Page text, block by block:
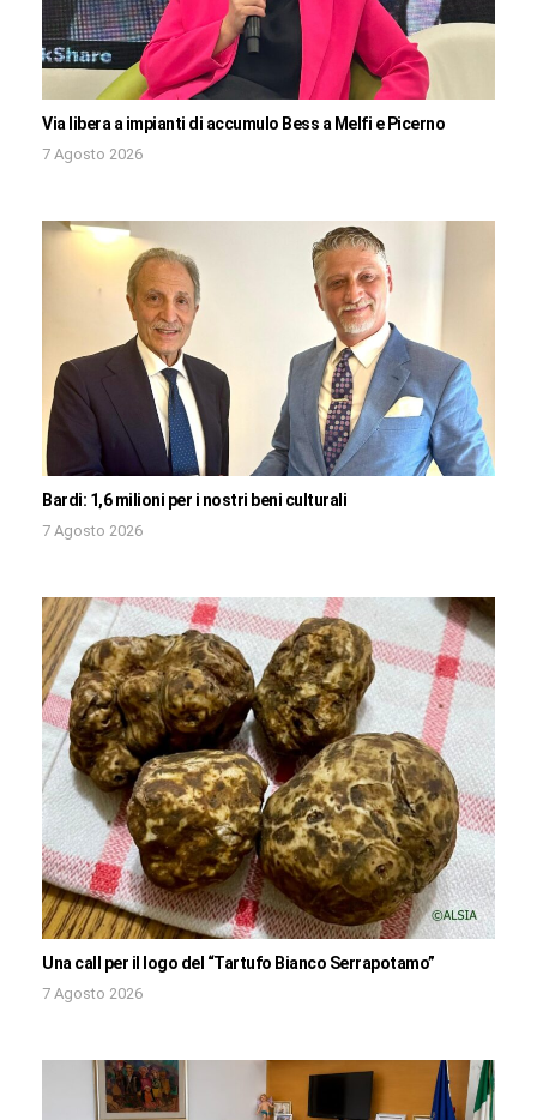
Via libera a impianti di accumulo Bess a Melfi e Picerno
7 Agosto 2026
Bardi: 1,6 milioni per i nostri beni culturali
7 Agosto 2026
Una call per il logo del “Tartufo Bianco Serrapotamo”
7 Agosto 2026